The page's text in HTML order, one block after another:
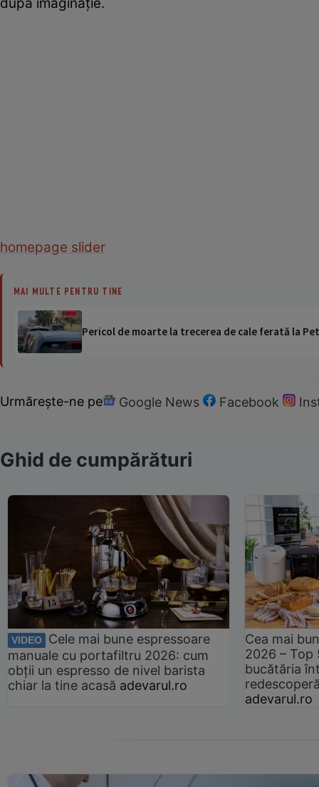
homepage slider
MAI MULTE PENTRU TINE
Pericol de moarte la trecerea de cale ferată la
Urmărește-ne pe Google News Facebook
Ghid de cumpărături
VIDEO
Cele mai bune espressoare
manuale cu portafiltru 2026: cum
obții un espresso de nivel barista
chiar la tine acasă adevarul.ro
Cea mai
2026 –
bucătăria
adevarul.ro